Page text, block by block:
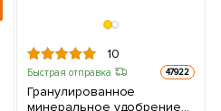
10
Быстрая отправка 47922
Гранулированное
минеральное удобрение